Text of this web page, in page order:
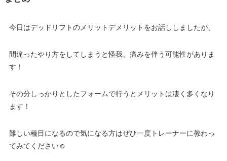
今日はデッドリフトのメリットデメリットをお話ししましたが、
間違ったやり方をしてしまうと怪我、痛みを伴う可能性がありま
す！
その分しっかりとしたフォームで行うとメリットは凄く多くなり
ます！
難しい種目になるので気になる方はぜひ一度トレーナーに教わっ
てみてください☺️